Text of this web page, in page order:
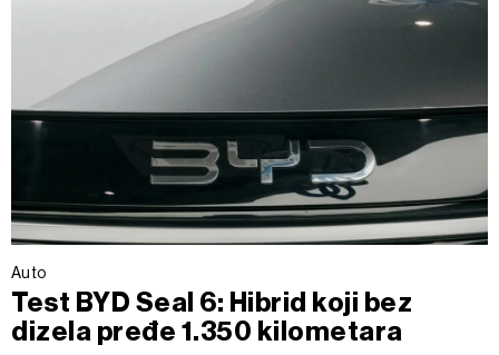
Auto
Test BYD Seal 6: Hibrid koji bez
dizela pređe 1.350 kilometara